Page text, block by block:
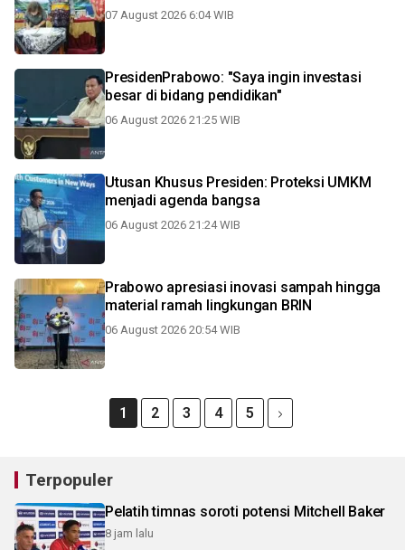
07 August 2026 6:04 WIB
PresidenPrabowo: "Saya ingin investasi
besar di bidang pendidikan"
06 August 2026 21:25 WIB
Utusan Khusus Presiden: Proteksi UMKM
menjadi agenda bangsa
06 August 2026 21:24 WIB
Prabowo apresiasi inovasi sampah hingga
material ramah lingkungan BRIN
06 August 2026 20:54 WIB
1 2 3 4 5
Terpopuler
Pelatih timnas soroti potensi Mitchell Baker
8 jam lalu